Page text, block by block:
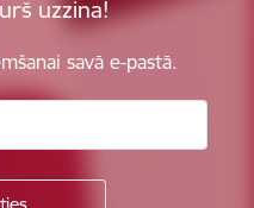
uzzina!
savā e-pastā.